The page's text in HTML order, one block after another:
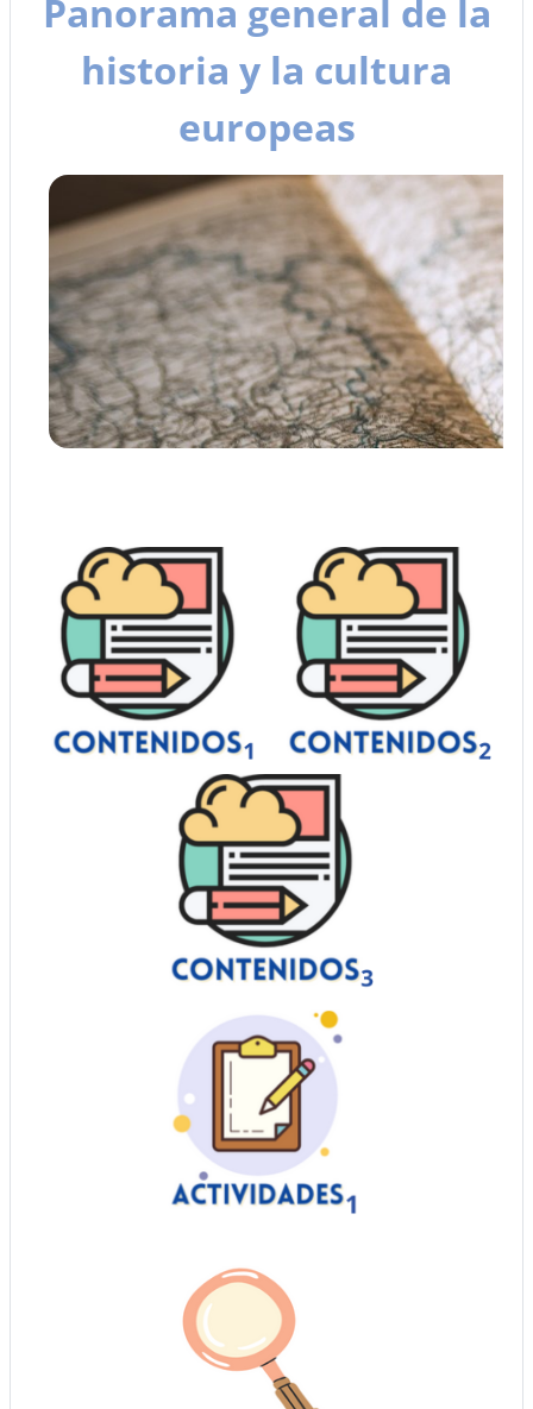
Panorama general de la
historia y la cultura
europeas